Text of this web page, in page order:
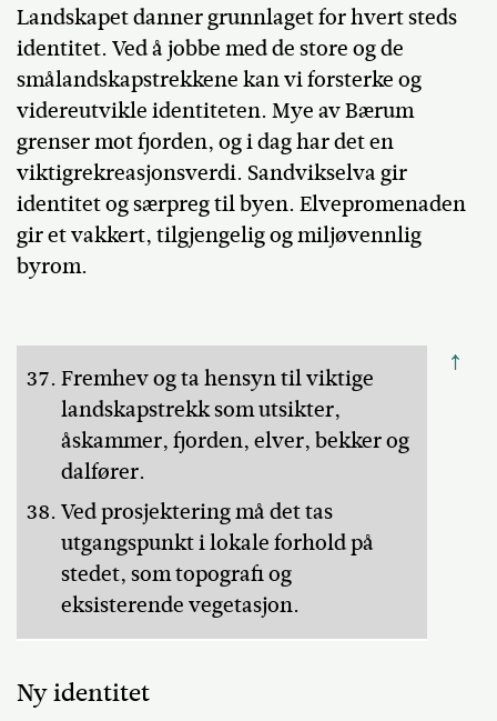
Landskapet danner grunnlaget for hvert steds
identitet. Ved å jobbe med de store og de
smålandskapstrekkene kan vi forsterke og
videreutvikle identiteten. Mye av Bærum
grenser mot fjorden, og i dag har det en
viktigrekreasjonsverdi. Sandvikselva gir
identitet og særpreg til byen. Elvepromenaden
gir et vakkert, tilgjengelig og miljøvennlig
byrom.
Fremhev og ta hensyn til viktige
landskapstrekk som utsikter,
åskammer, fjorden, elver, bekker og
dalfører.
Ved prosjektering må det tas
utgangspunkt i lokale forhold på
stedet, som topografi og
eksisterende vegetasjon.
↑
Ny identitet